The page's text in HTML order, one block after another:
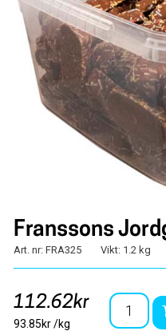
Franssons
Art. nr: FRA325 Vikt: 1.2 kg
112.62kr
93.85kr /kg